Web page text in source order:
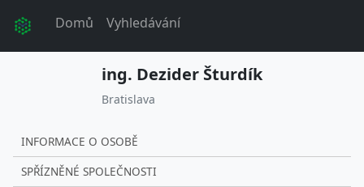
Domů Vyhledávání
ing. Dezider Šturdík
Bratislava
INFORMACE O OSOBĚ
SPŘÍZNĚNÉ SPOLEČNOSTI